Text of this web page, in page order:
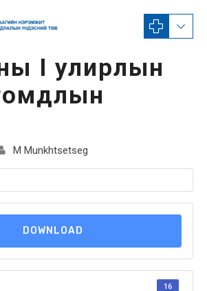
I улирлын
гомдлын
M Munkhtsetseg
DOWNLOAD
16